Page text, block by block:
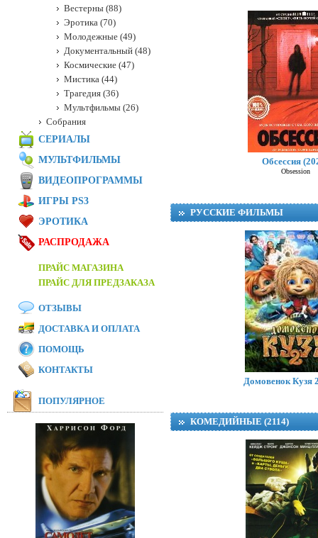
Обсессия
Obsession
Модная братва
I Love Boosters
РУССКИЕ ФИЛЬМЫ
Домовенок Кузя
КОМЕДИЙНЫЕ (2114)
Вестерны (88)
Эротика (70)
Молодежные (49)
Документальный (48)
Космические (47)
Мистика (44)
Трагедия (36)
Мультфильмы (26)
Собрания
СЕРИАЛЫ
МУЛЬТФИЛЬМЫ
ВИДЕОПРОГРАММЫ
ИГРЫ PS3
ЭРОТИКА
РАСПРОДАЖА
ПРАЙС МАГАЗИНА
ПРАЙС ДЛЯ ПРЕДЗАКАЗА
ОТЗЫВЫ
ДОСТАВКА И ОПЛАТА
ПОМОЩЬ
КОНТАКТЫ
ПОПУЛЯРНОЕ